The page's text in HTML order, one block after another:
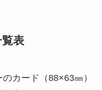
表
カード（88×63㎜）